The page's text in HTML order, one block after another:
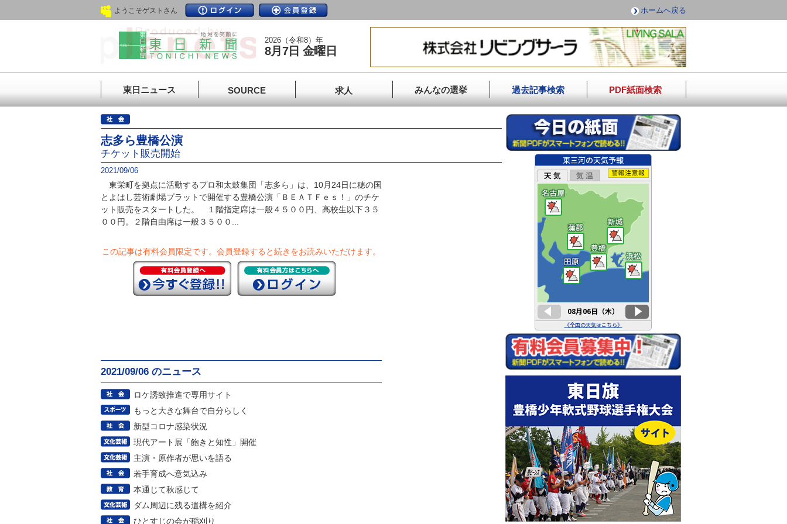
ようこそゲストさん ホームへ戻る
2026（令和8）年
8月7日 金曜日
東日ニュース SOURCE 求人 みんなの選挙 過去記事検索 PDF紙面検索
志多ら豊橋公演
チケット販売開始
2021/09/06
東栄町を拠点に活動するプロ和太鼓集団「志多ら」は、10月24日に穂の国
とよはし芸術劇場プラットで開催する豊橋公演「ＢＥＡＴＦｅｓ！」のチケ
ット販売をスタートした。 １階指定席は一般４５００円、高校生以下３５
００円。２階自由席は一般３５００...
この記事は有料会員限定です。 会員登録すると続きをお読みいただけます。
2021/09/06 のニュース
ロケ誘致推進で専用サイト
もっと大きな舞台で自分らしく
新型コロナ感染状況
現代アート展「飽きと知性」開催
主演・原作者が思いを語る
若手育成へ意気込み
本通じて秋感じて
ダム周辺に残る遺構を紹介
ひとすじの会が稲刈り